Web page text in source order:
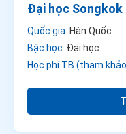
Đại học Songkok
Quốc gia: Hàn Quốc
Bậc học: Đại học
Học phí TB (tham